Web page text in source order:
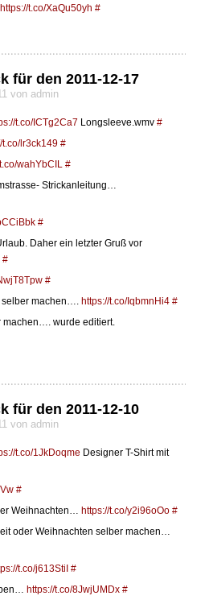
https://t.co/XaQu50yh #
für den 2011-12-17
von admin
t.co/ICTg2Ca7 Longsleeve.wmv #
t.co/lr3ck149 #
wahYbCIL #
Strickanleitung…
#
Daher ein letzter Gruß vor
#
#
selber machen…. https://t.co/IqbmnHi4 #
machen…. wurde editiert.
für den 2011-12-10
von admin
t.co/1JkDoqme Designer T-Shirt mit
#
Weihnachten… https://t.co/y2i96oOo #
oder Weihnachten selber machen…
t.co/j613StiI #
https://t.co/8JwjUMDx #